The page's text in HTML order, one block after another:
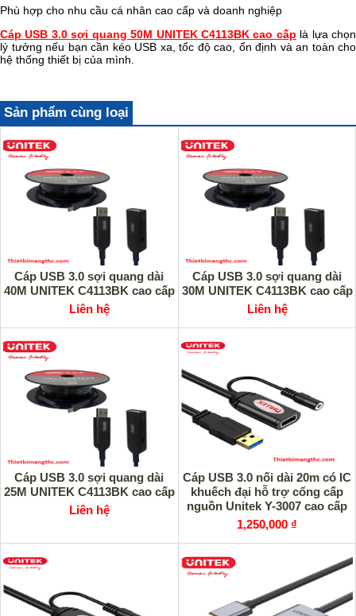
Phù hợp cho nhu cầu cá nhân cao cấp và doanh nghiệp
Cáp USB 3.0 sợi quang 50M UNITEK C4113BK cao cấp là lựa chọn
lý tưởng nếu bạn cần kéo USB xa, tốc độ cao, ổn định và an toàn cho
hệ thống thiết bị của mình.
Sản phẩm cùng loại
Cáp USB 3.0 sợi quang dài
40M UNITEK C4113BK cao cấp
Liên hệ
Cáp USB 3.0 sợi quang dài
30M UNITEK C4113BK cao cấp
Liên hệ
Cáp USB 3.0 sợi quang dài
25M UNITEK C4113BK cao cấp
Liên hệ
Cáp USB 3.0 nối dài 20m có IC
khuếch đại hỗ trợ cổng cấp
nguồn Unitek Y-3007 cao cấp
1,250,000 ₫